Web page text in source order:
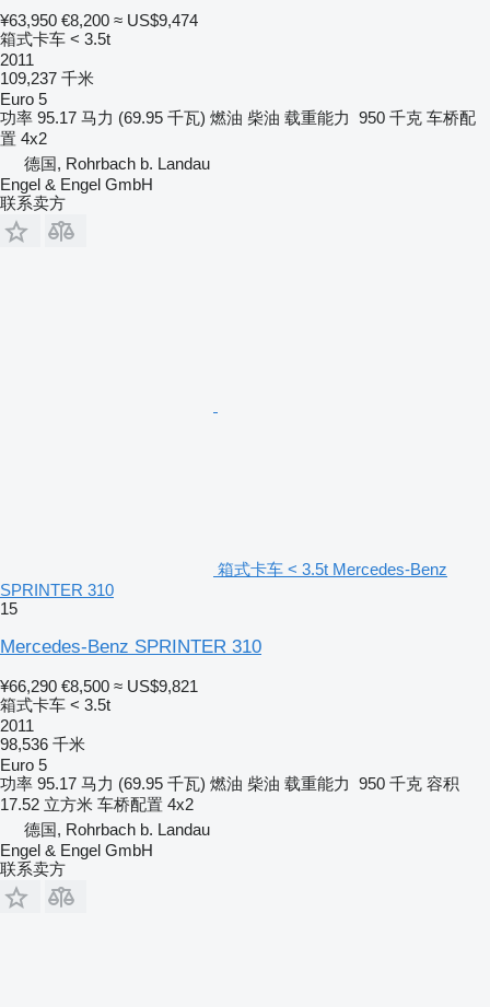
¥63,950 €8,200 ≈ US$9,474
箱式卡车 < 3.5t
2011
109,237 千米
Euro 5
功率 95.17 马力 (69.95 千瓦) 燃油 柴油 载重能力 950 千克 车桥配
置 4x2
德国, Rohrbach b. Landau
Engel & Engel GmbH
联系卖方
箱式卡车 < 3.5t Mercedes-Benz
SPRINTER 310
15
Mercedes-Benz SPRINTER 310
¥66,290 €8,500 ≈ US$9,821
箱式卡车 < 3.5t
2011
98,536 千米
Euro 5
功率 95.17 马力 (69.95 千瓦) 燃油 柴油 载重能力 950 千克 容积
17.52 立方米 车桥配置 4x2
德国, Rohrbach b. Landau
Engel & Engel GmbH
联系卖方